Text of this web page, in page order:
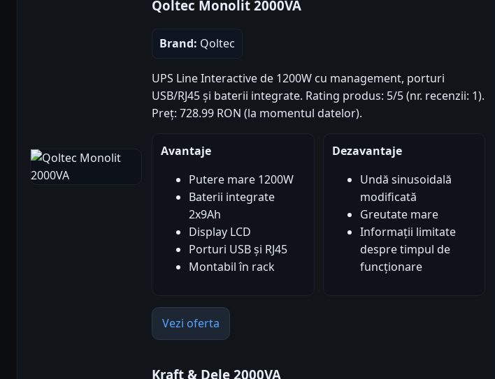
Qoltec Monolit 2000VA
Brand: Qoltec
UPS Line Interactive de 1200W cu management, porturi
USB/RJ45 și baterii integrate. Rating produs: 5/5 (nr. recenzii: 1).
Preț: 728.99 RON (la momentul datelor).
Avantaje
Putere mare 1200W
Baterii integrate
2x9Ah
Display LCD
Porturi USB și RJ45
Montabil în rack
Dezavantaje
Undă sinusoidală
modificată
Greutate mare
Informații limitate
despre timpul de
funcționare
Vezi oferta
Kraft & Dele 2000VA